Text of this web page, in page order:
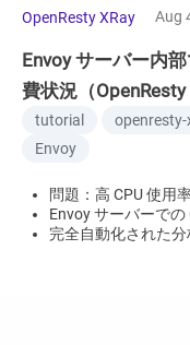
OpenResty XRay
OpenResty XRay Aug
Envoy サーバー内
費状況（OpenResty
tutorial
Envoy
問題：高 CPU 使用
Envoy サーバーで
完全自動化された分